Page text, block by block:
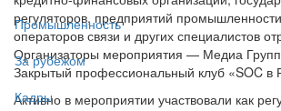
Промышленность
За рубежом
Кадры
регуляторов, предприятий
операторов связи и других специалистов
Организаторы мероприятия — Медиа
Закрытый профессиональный клуб «SOC в
Активно в мероприятии участвовали как